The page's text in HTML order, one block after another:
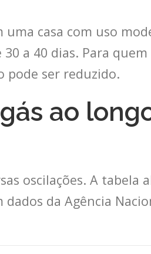
casa com uso
a 40 dias. Para
pode ser reduzido.
ao
oscilações. A tabela
da Agência